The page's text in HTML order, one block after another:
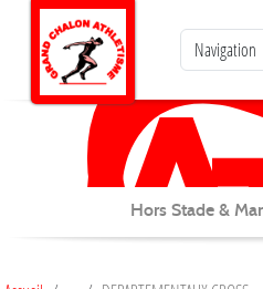
Hors Stade &
Panneau de gestion des cookies